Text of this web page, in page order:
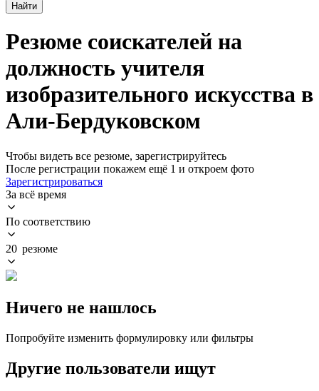
Найти
Резюме соискателей на
должность учителя
изобразительного искусства в
Али-Бердуковском
Чтобы видеть все резюме, зарегистрируйтесь
После регистрации покажем ещё 1 и откроем фото
Зарегистрироваться
За всё время
По соответствию
20 резюме
Ничего не нашлось
Попробуйте изменить формулировку или фильтры
Другие пользователи ищут